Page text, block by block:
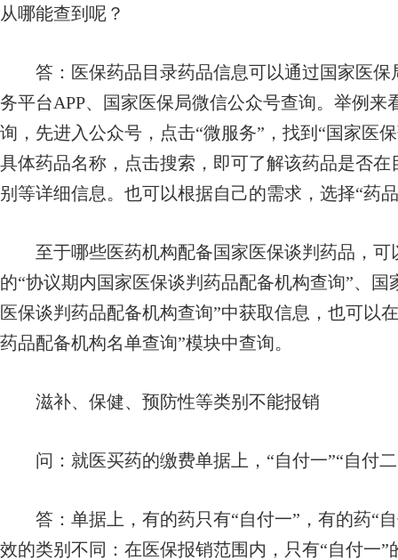
从哪能查到呢？
答： 医保药品目录药品信息可以通过国家医
务平台APP、国家医保局微信公众号查询。举例
询，先进入公众号，点击“微服务”，找到“国家医
具体药品名称，点击搜索，即可了解该药品是否
别等详细信息。也可以根据自己的需求，选择“药
至于哪些医药机构配备国家医保谈判药品，可
的“协议期内国家医保谈判药品配备机构查询”、
医保谈判药品配备机构查询”中获取信息，也可以
药品配备机构名单查询”模块中查询。
滋补、保健、预防性等类别不能报销
问： 就医买药的缴费单据上，“自付一”“自付
答： 单据上，有的药只有“自付一”，有的药“
效的类别不同：在医保报销范围内，只有“自付一”